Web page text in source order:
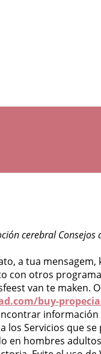
cerebral Consejos
a tua mensagem,
con otros
van te maken.
buy-
información
Servicios que se
en hombres